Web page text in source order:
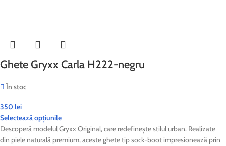
Ghete Gryxx Carla H222-negru
În stoc
350 lei
Selectează opțiunile
Descoperă modelul Gryxx Original, care redefinește stilul urban. Realizate
din piele naturală premium, aceste ghete tip sock-boot impresionează prin